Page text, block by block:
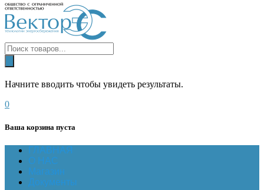
Начните вводить чтобы увидеть результаты.
0
Ваша корзина пуста
ГЛАВНАЯ
О НАС
Магазин
Документы